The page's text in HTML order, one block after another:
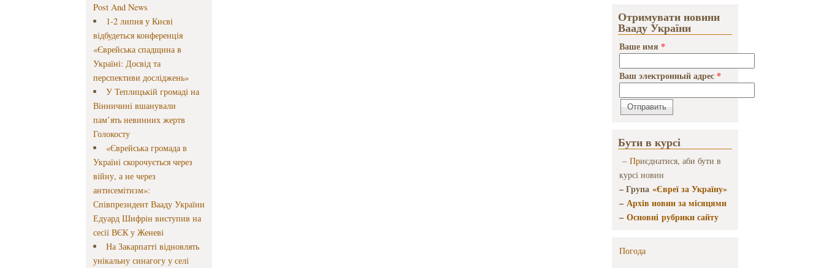
Post And News
1-2 липня у Києві
відбудеться конференція
«Єврейська спадщина в
Україні: Досвід та
перспективи досліджень»
У Теплицькій громаді на
Вінничині вшанували
пам’ять невинних жертв
Голокосту
«Єврейська громада в
Україні скорочується через
війну, а не через
антисемітизм»:
Співпрезидент Вааду України
Едуард Шифрін виступив на
сесії ВЄК у Женеві
На Закарпатті відновлять
унікальну синагогу у селі
Ройтмана"
Отримувати новини
Вааду України
Ваше имя *
Ваш электронный адрес *
Бути в курсі
– Приєднатися, аби бути в
курсі новин
– Група «Євреї за Україну»
–Архів новин за місяцями
–Основні рубрики сайту
Погода